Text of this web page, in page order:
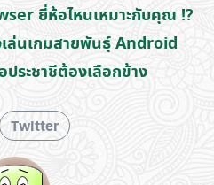
ยี่ห้อไหนเหมาะกับคุณ !?
ล่นเกมสายพันธุ์ Android
ระชาชีต้องเลือกข้าง
Twitter